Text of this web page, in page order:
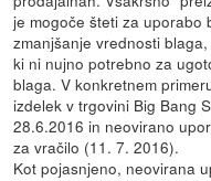
je mogoče šteti za uporabo
zmanjšanje vrednosti
ki ni nujno potrebno za
blaga. V konkretnem
izdelek v trgovini Big Bang
28.6.2016 in neovirano
za vračilo (11. 7. 2016).
Kot pojasnjeno, neovirana